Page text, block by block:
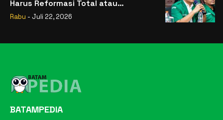
Harus Reformasi Total atau
Kehilangan Legitimasi
Rabu - Juli 22, 2026
BATAMPEDIA